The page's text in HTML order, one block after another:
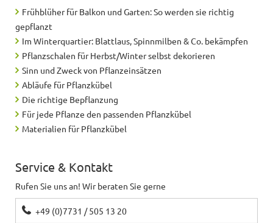
Frühblüher für Balkon und Garten: So werden sie richtig
gepflanzt
Im Winterquartier: Blattlaus, Spinnmilben & Co. bekämpfen
Pflanzschalen für Herbst/Winter selbst dekorieren
Sinn und Zweck von Pflanzeinsätzen
Abläufe für Pflanzkübel
Die richtige Bepflanzung
Für jede Pflanze den passenden Pflanzkübel
Materialien für Pflanzkübel
Service & Kontakt
Rufen Sie uns an! Wir beraten Sie gerne
+49 (0)7731 / 505 13 20